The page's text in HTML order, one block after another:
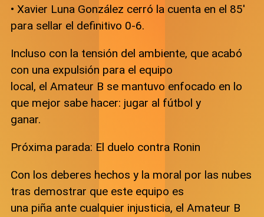
• Xavier Luna González cerró la cuenta en el 85′
para sellar el definitivo 0-6.
Incluso con la tensión del ambiente, que acabó
con una expulsión para el equipo
local, el Amateur B se mantuvo enfocado en lo
que mejor sabe hacer: jugar al fútbol y
ganar.
Próxima parada: El duelo contra Ronin
Con los deberes hechos y la moral por las nubes
tras demostrar que este equipo es
una piña ante cualquier injusticia, el Amateur B